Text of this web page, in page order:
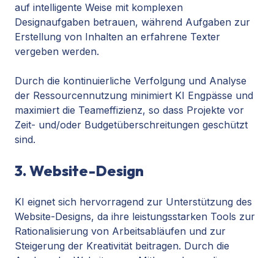
auf intelligente Weise mit komplexen
Designaufgaben betrauen, während Aufgaben zur
Erstellung von Inhalten an erfahrene Texter
vergeben werden.
Durch die kontinuierliche Verfolgung und Analyse
der Ressourcennutzung minimiert KI Engpässe und
maximiert die Teameffizienz, so dass Projekte vor
Zeit- und/oder Budgetüberschreitungen geschützt
sind.
3. Website-Design
KI eignet sich hervorragend zur Unterstützung des
Website-Designs, da ihre leistungsstarken Tools zur
Rationalisierung von Arbeitsabläufen und zur
Steigerung der Kreativität beitragen. Durch die